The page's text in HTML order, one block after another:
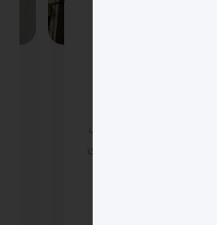
به 5 میلیارد دلار، سرمایه گذاری 150 میلیون دلاری